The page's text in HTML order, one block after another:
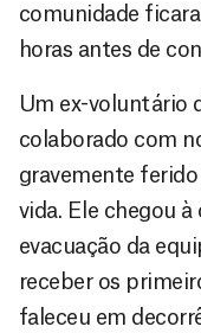
comunidade
horas antes de
Um ex-voluntário
colaborado com
gravemente
vida. Ele chegou
evacuação da
receber os
faleceu em